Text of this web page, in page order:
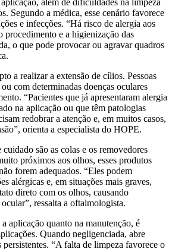
Segundo a médica, esse cenário favorece
e infecções. “Há risco de alergia aos
procedimento e a higienização das
o que pode provocar ou agravar quadros
a realizar a extensão de cílios. Pessoas
com determinadas doenças oculares
“Pacientes que já apresentaram alergia
na aplicação ou que têm patologias
redobrar a atenção e, em muitos casos,
orienta a especialista do HOPE.
são as colas e os removedores
próximos aos olhos, esses produtos
forem adequados. “Eles podem
alérgicas e, em situações mais graves,
direto com os olhos, causando
ressalta a oftalmologista.
aplicação quanto na manutenção, é
Quando negligenciada, abre
persistentes. “A falta de limpeza favorece o